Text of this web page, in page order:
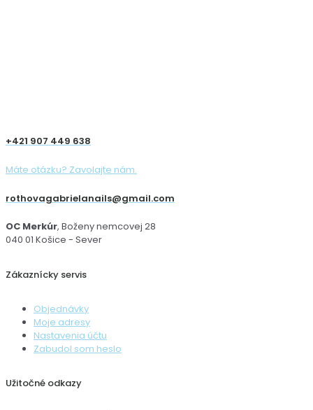
+421 907 449 638
Máte otázku? Zavolajte nám.
rothovagabrielanails@gmail.com
OC Merkúr, Boženy nemcovej 28
040 01 Košice - Sever
Zákaznícky servis
Objednávky
Moje adresy
Nastavenia účtu
Zabudol som heslo
Užitočné odkazy